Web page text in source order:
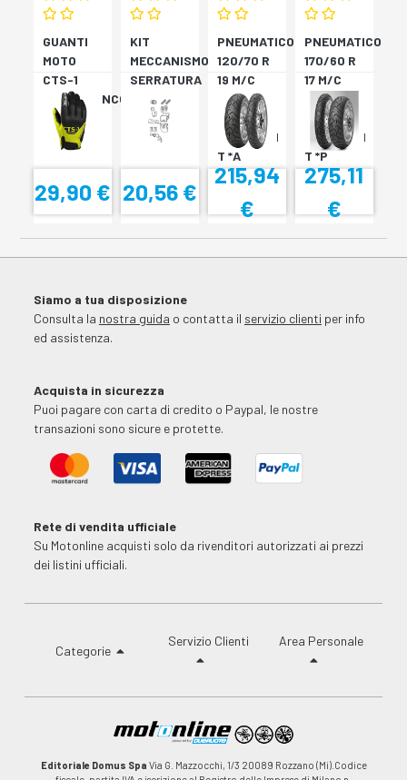
GUANTI
MOTO
CTS-1
NERO/BIANCO
29,90 €
KIT
MECCANISMO
SERRATURA
SH33
SH34
20,56 €
PNEUMATICO
120/70 R
19 M/C
60V TL
???
SCORPION
T *A
215,94
€
PNEUMATICO
170/60 R
17 M/C
72V
TL????
SCORPION
T *P
275,11
€
Siamo a tua disposizione
Consulta la nostra guida o contatta il servizio clienti per info
ed assistenza.
Acquista in sicurezza
Puoi pagare con carta di credito o Paypal, le nostre
transazioni sono sicure e protette.
Rete di vendita ufficiale
Su Motonline acquisti solo da rivenditori autorizzati ai prezzi
dei listini ufficiali.
Categorie
Servizio Clienti Area Personale
Editoriale Domus Spa Via G. Mazzocchi, 1/3 20089 Rozzano (Mi).Codice